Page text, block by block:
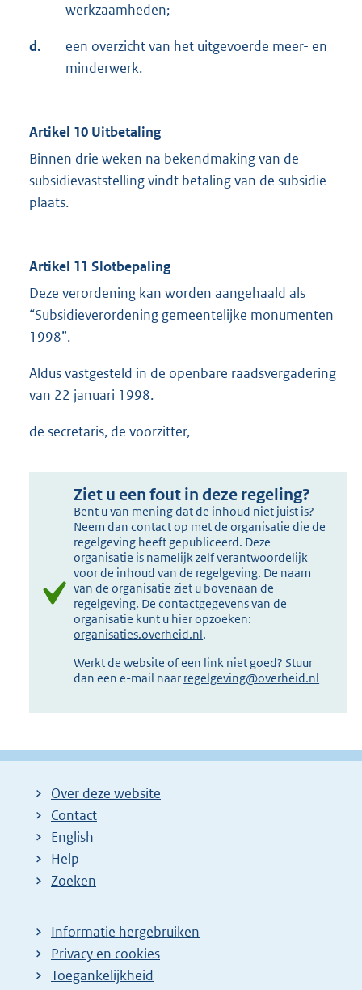
werkzaamheden;
d.
een overzicht van het uitgevoerde meer- en
minderwerk.
Artikel 10 Uitbetaling
Binnen drie weken na bekendmaking van de
subsidievaststelling vindt betaling van de subsidie
plaats.
Artikel 11 Slotbepaling
Deze verordening kan worden aangehaald als
“Subsidieverordening gemeentelijke monumenten
1998”.
Aldus vastgesteld in de openbare raadsvergadering
van 22 januari 1998.
de secretaris, de voorzitter,
Ziet u een fout in deze regeling?
Bent u van mening dat de inhoud niet juist is?
Neem dan contact op met de organisatie die de
regelgeving heeft gepubliceerd. Deze
organisatie is namelijk zelf verantwoordelijk
voor de inhoud van de regelgeving. De naam
van de organisatie ziet u bovenaan de
regelgeving. De contactgegevens van de
organisatie kunt u hier opzoeken:
organisaties.overheid.nl.
Werkt de website of een link niet goed? Stuur
dan een e-mail naar regelgeving@overheid.nl
Over deze website
Contact
English
Help
Zoeken
Informatie hergebruiken
Privacy en cookies
Toegankelijkheid